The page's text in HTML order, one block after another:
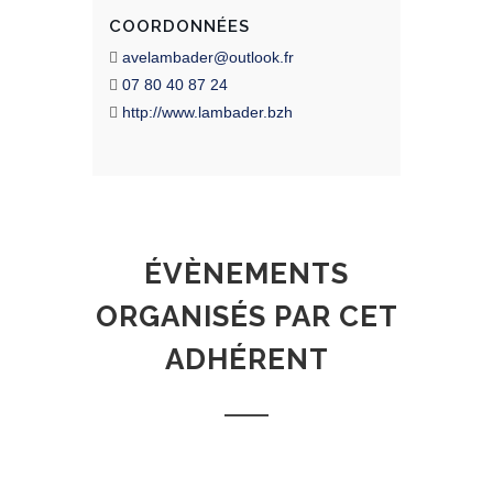
COORDONNÉES
avelambader@outlook.fr
07 80 40 87 24
http://www.lambader.bzh
ÉVÈNEMENTS
ORGANISÉS PAR CET
ADHÉRENT